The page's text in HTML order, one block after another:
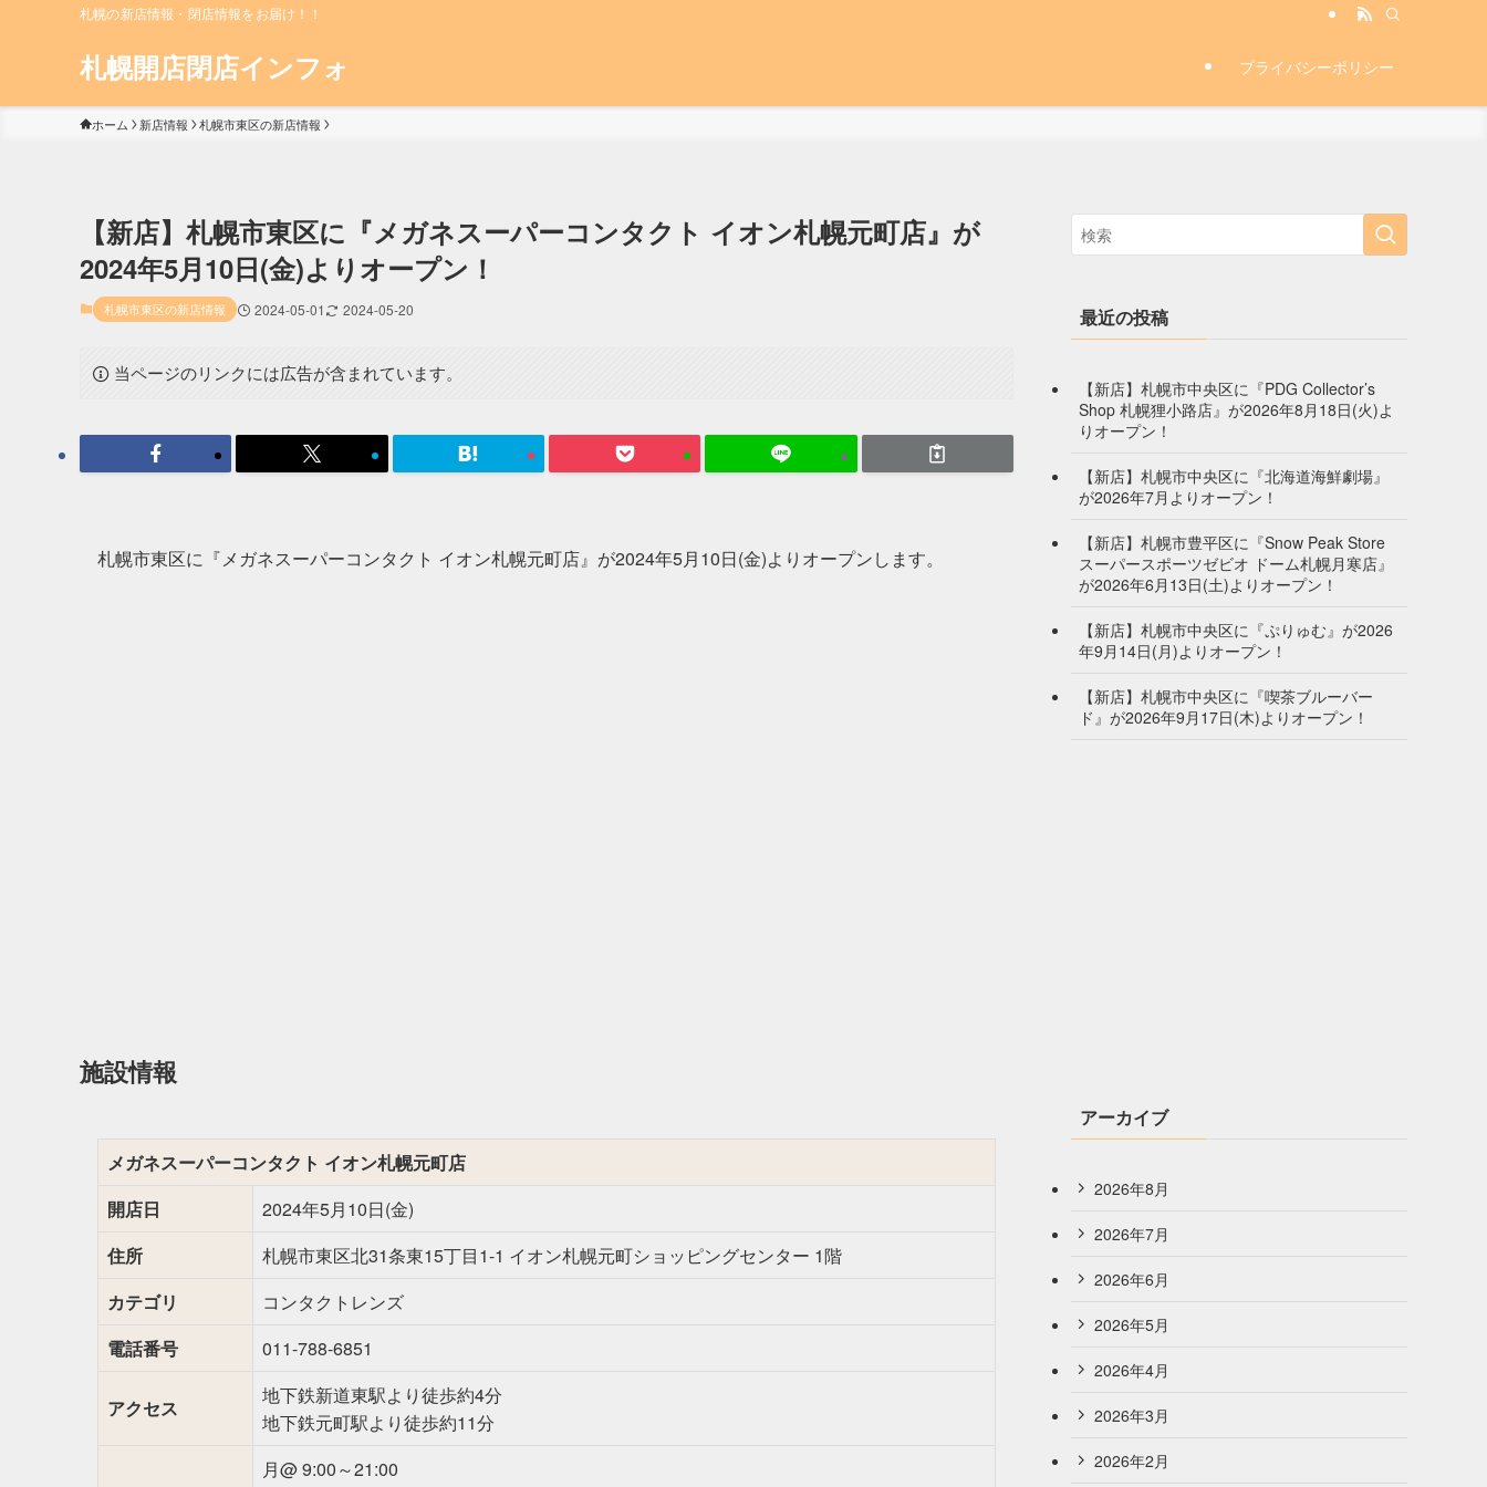
札幌の新店情報・閉店情報をお届け！！
札幌開店閉店インフォ プライバシーポリシー
ホーム 新店情報 札幌市東区の新店情報
【新店】札幌市東区に『メガネスーパーコンタクト イオン札幌元町店』が
2024年5月10日(金)よりオープン！
札幌市東区の新店情報 2024-05-01 2024-05-20
当ページのリンクには広告が含まれています。
札幌市東区に『メガネスーパーコンタクト イオン札幌元町店』が2024年5月10日(金)よりオープンします。
施設情報
メガネスーパーコンタクト イオン札幌元町店
開店日
2024年5月10日(金)
住所
札幌市東区北31条東15丁目1-1 イオン札幌元町ショッピングセンター 1階
カテゴリ
コンタクトレンズ
電話番号
011-788-6851
アクセス
地下鉄新道東駅より徒歩約4分
地下鉄元町駅より徒歩約11分
月@ 9:00～21:00
最近の投稿
【新店】札幌市中央区に『PDG Collector’s
Shop 札幌狸小路店』が2026年8月18日(火)よ
りオープン！
【新店】札幌市中央区に『北海道海鮮劇場』
が2026年7月よりオープン！
【新店】札幌市豊平区に『Snow Peak Store
スーパースポーツゼビオ ドーム札幌月寒店』
が2026年6月13日(土)よりオープン！
【新店】札幌市中央区に『ぷりゅむ』が2026
年9月14日(月)よりオープン！
【新店】札幌市中央区に『喫茶ブルーバー
ド』が2026年9月17日(木)よりオープン！
アーカイブ
2026年8月
2026年7月
2026年6月
2026年5月
2026年4月
2026年3月
2026年2月